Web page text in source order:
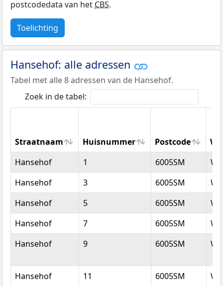
postcodedata van hetCBS.
Toelichting
Hansehof: alle adressen
Tabel met alle 8 adressen van de Hansehof.
Zoek in de tabel:
Straatnaam Huisnummer Postcode
Straatnaam
Huisnummer Postcode
Hansehof 1 6005SM
Hansehof
3 6005SM
Hansehof
5 6005SM
Hansehof
7 6005SM
Hansehof
9 6005SM
Hansehof 11 6005SM